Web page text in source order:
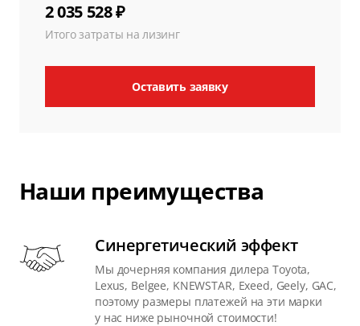
2 035 528 ₽
Итого затраты на лизинг
Оставить заявку
Наши преимущества
Синергетический эффект
Мы дочерняя компания дилера Toyota,
Lexus, Belgee, KNEWSTAR, Exeed, Geely, GAC,
поэтому размеры платежей на эти марки
у нас ниже рыночной стоимости!